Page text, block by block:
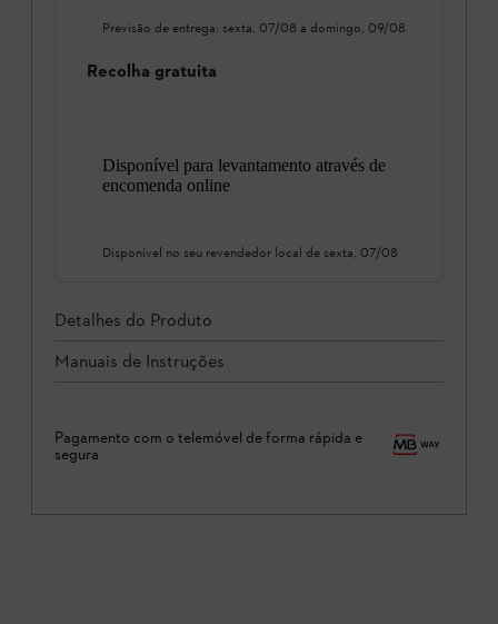
Previsão de entrega: sexta, 07/08 a domingo, 09/08
Recolha gratuita
Disponível para levantamento através de
encomenda online
Disponível no seu revendedor local de sexta, 07/08
Detalhes do Produto
Manuais de Instruções
Pagamento com o telemóvel de forma rápida e
segura